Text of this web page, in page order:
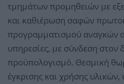
τμημάτων προμηθειών με
και καθιέρωση σαφών
προγραμματισμού αναγκών
υπηρεσίες, με σύνδεση στον
προϋπολογισμό. Θεσμική
έγκρισης και χρήσης